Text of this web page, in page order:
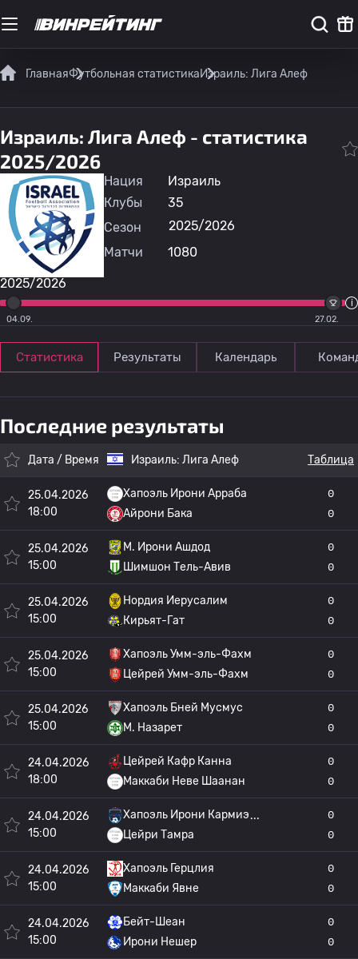
ГлавнаяФутбольная статистикаИзраиль: Лига Алеф
Израиль: Лига Алеф - статистика
2025/2026
2025/2026
27.02.
04.09.
Нация
Израиль
Клубы
35
Сезон
2025/2026
Матчи
1080
Статистика Результаты Календарь
Последние результаты
Дата / Время Израиль: Лига Алеф Таблица
25.04.2026
18:00
Хапоэль Ирони Арраба
Айрони Бака
0
0
25.04.2026
15:00
M. Ирони Ашдод
Шимшон Тель-Авив
0
0
25.04.2026
15:00
Нордия Иерусалим
Кирьят-Гат
0
0
25.04.2026
15:00
Хапоэль Умм-эль-Фахм
Цейрей Умм-эль-Фахм
0
0
25.04.2026
15:00
Хапоэль Бней Мусмус
M. Назарет
0
0
24.04.2026
18:00
Цейрей Кафр Канна
Маккаби Неве Шаанан
0
0
24.04.2026
15:00
Хапоэль Ирони Кармиэ
Цейри Тамра
0
0
24.04.2026
15:00
Хапоэль Герцлия
Маккаби Явне
0
0
24.04.2026
15:00
Бейт-Шеан
Ирони Нешер
0
0